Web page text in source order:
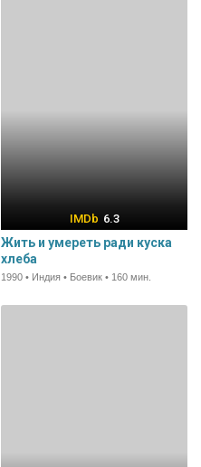
6.3
Жить и умереть ради куска
хлеба
1990 • Индия • Боевик • 160 мин.